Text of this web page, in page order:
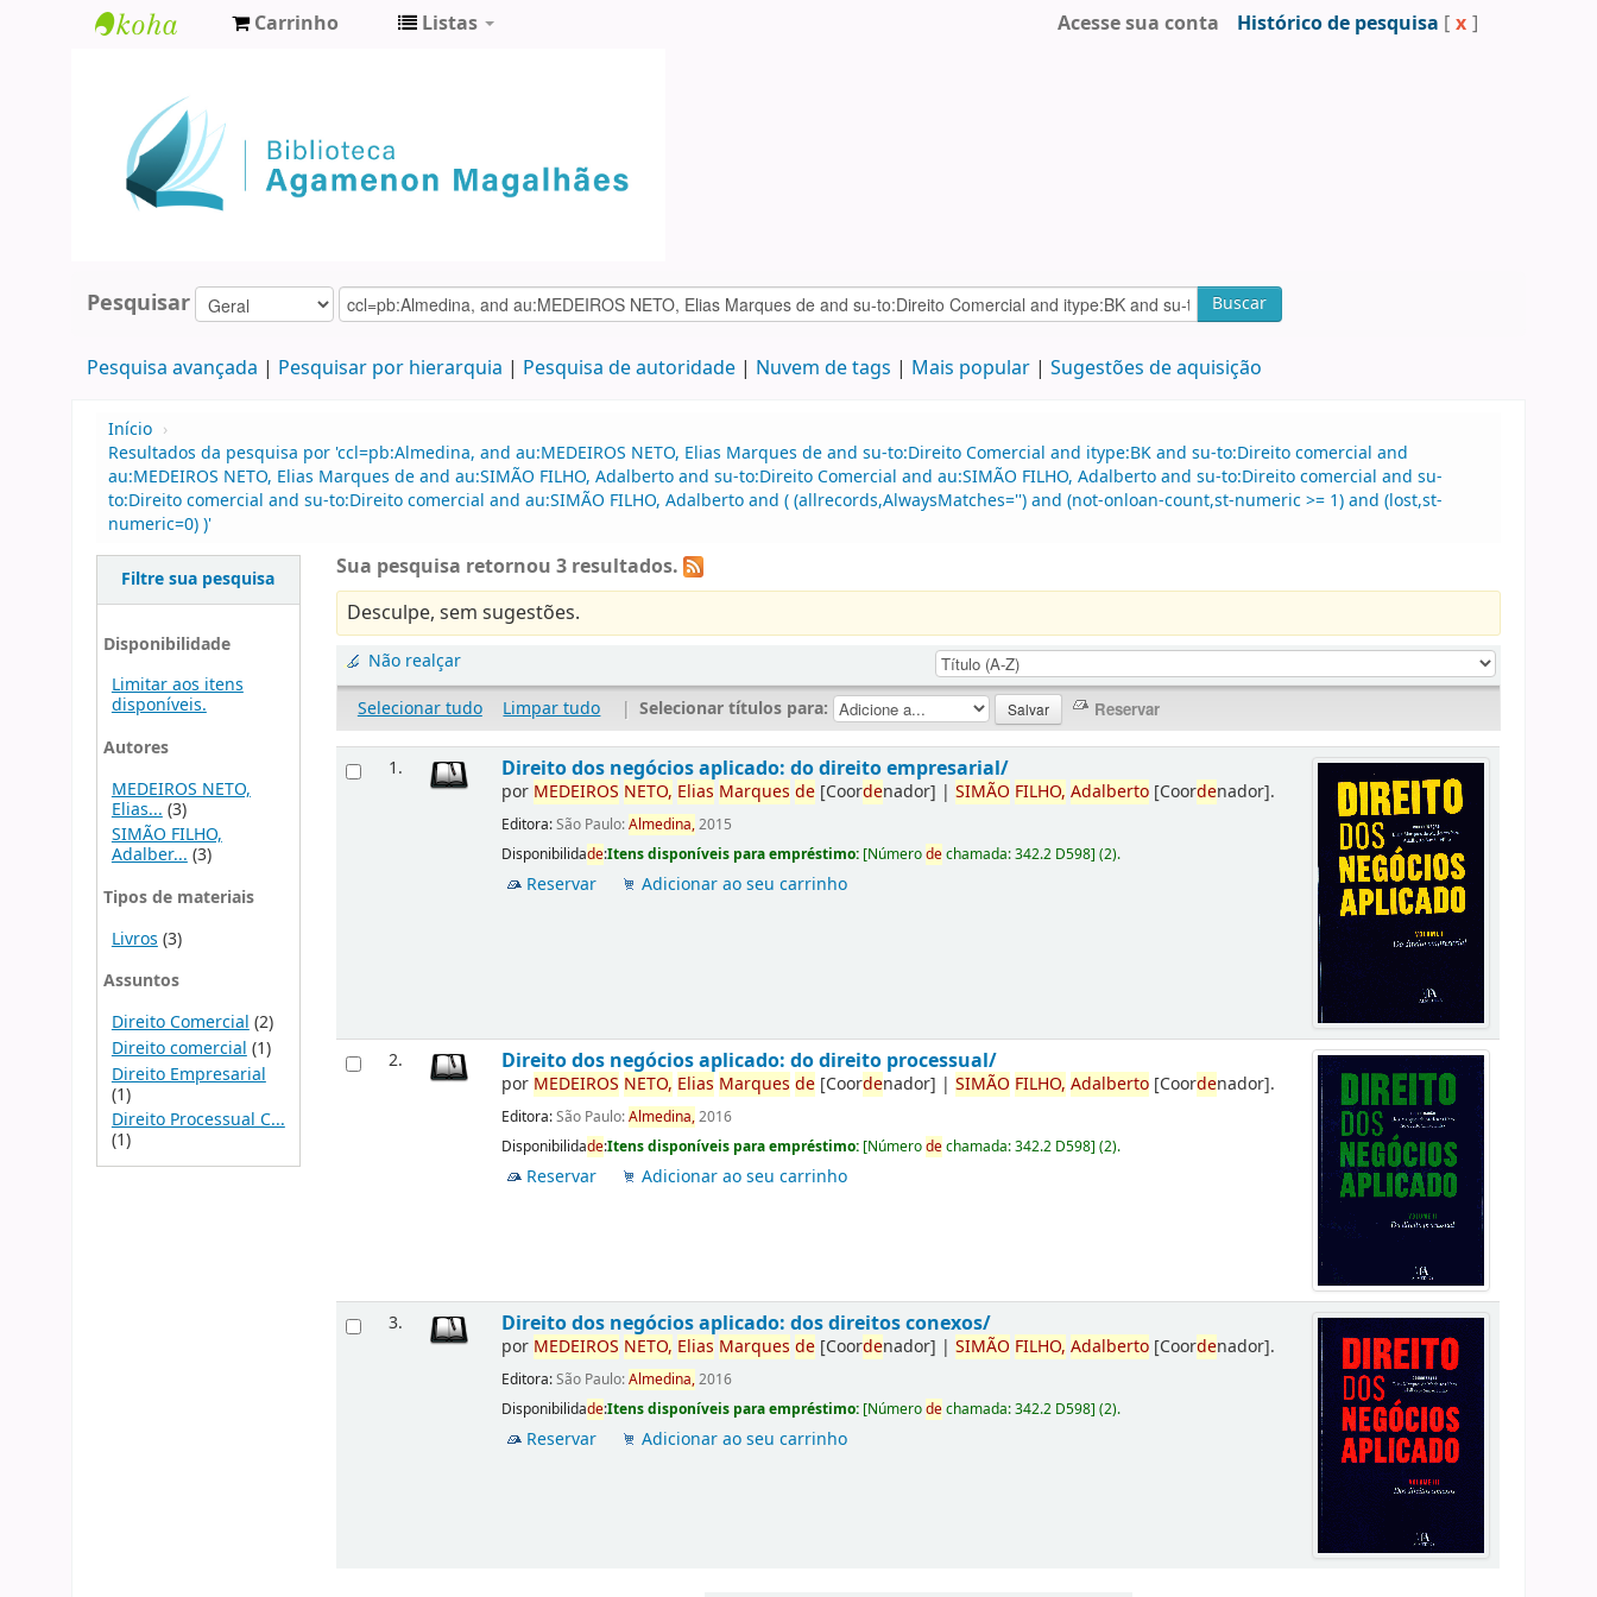
Agamenon
Magalhães
Carrinho Listas Acesse sua conta Histórico de pesquisa [ x ]
Pesquisar Buscar
Pesquisa avançada Pesquisar por hierarquia Pesquisa de autoridade Nuvem de tags Mais popular Sugestões de aquisição
Início ›
Resultados da pesquisa por 'ccl=pb:Almedina, and au:MEDEIROS NETO, Elias Marques de and su-to:Direito Comercial and itype:BK and su-to:Direito comercial and
au:MEDEIROS NETO, Elias Marques de and au:SIMÃO FILHO, Adalberto and su-to:Direito Comercial and au:SIMÃO FILHO, Adalberto and su-to:Direito comercial and su-
to:Direito comercial and su-to:Direito comercial and au:SIMÃO FILHO, Adalberto and ( (allrecords,AlwaysMatches='') and (not-onloan-count,st-numeric >= 1) and (lost,st-
numeric=0) )'
Filtre sua pesquisa
Disponibilidade
Limitar aos itens
disponíveis.
Autores
MEDEIROS NETO,
Elias... (3)
SIMÃO FILHO,
Adalber...(3)
Tipos de materiais
Livros (3)
Assuntos
Direito Comercial (2)
Direito comercial (1)
Direito Empresarial
(1)
Direito Processual C...
(1)
Sua pesquisa retornou 3 resultados.
Desculpe, sem sugestões.
Não realçar
Selecionar tudo
Limpar tudo | Selecionar títulos para:
1. Direito dos negócios aplicado: do direito empresarial/
por MEDEIROS NETO, Elias Marques de [Coordenador] |SIMÃO FILHO, Adalberto [Coordenador].
Editora:São Paulo:Almedina,2015
Disponibilidade:Itens disponíveis para empréstimo: [Númerodechamada:342.2 D598](2).
Reservar Adicionar ao seu carrinho
2. Direito dos negócios aplicado: do direito processual/
por MEDEIROS NETO, Elias Marques de [Coordenador] |SIMÃO FILHO, Adalberto [Coordenador].
Editora:São Paulo:Almedina,2016
Disponibilidade:Itens disponíveis para empréstimo: [Númerodechamada:342.2 D598](2).
Reservar Adicionar ao seu carrinho
3. Direito dos negócios aplicado: dos direitos conexos/
por MEDEIROS NETO, Elias Marques de [Coordenador] |SIMÃO FILHO, Adalberto [Coordenador].
Editora:São Paulo:Almedina,2016
Disponibilidade:Itens disponíveis para empréstimo: [Númerodechamada:342.2 D598](2).
Reservar Adicionar ao seu carrinho